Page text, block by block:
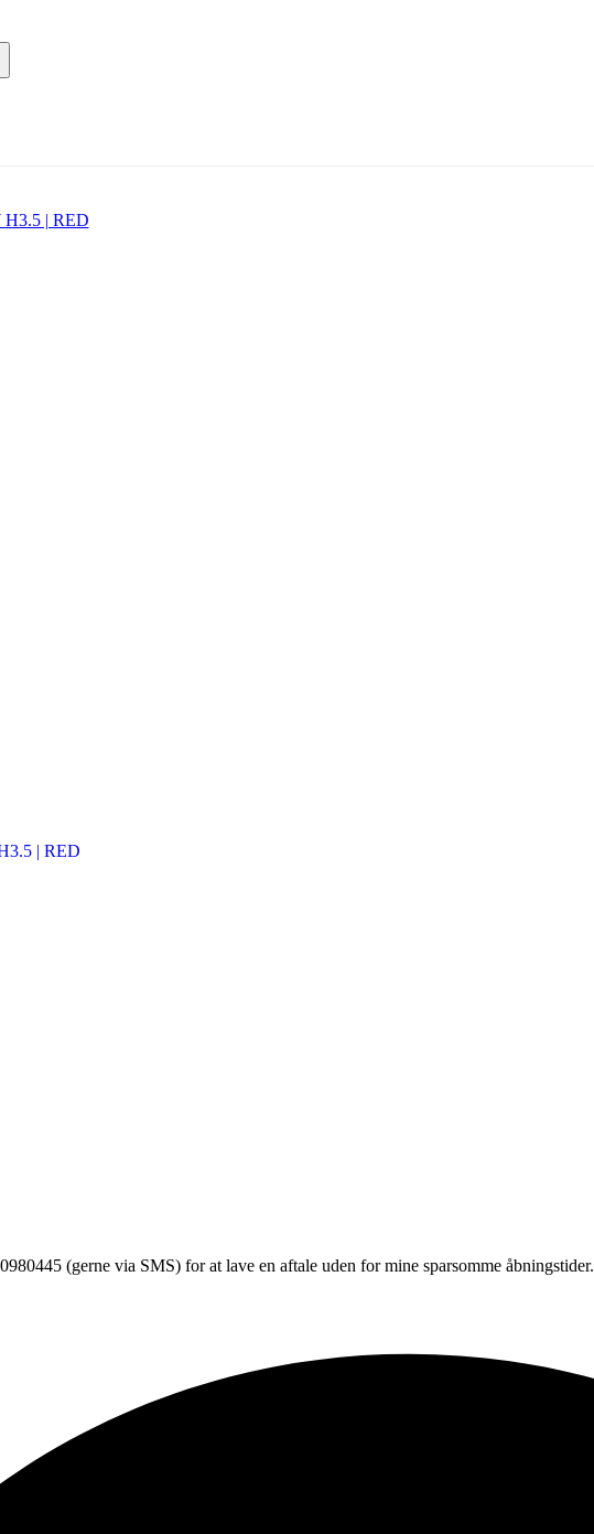
| RED
(gerne via SMS) for at lave en aftale uden for mine sparsomme åbningstider.